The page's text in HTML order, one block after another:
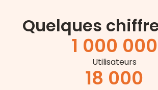
Quelques
1 000 000
Utilisateurs
18 000